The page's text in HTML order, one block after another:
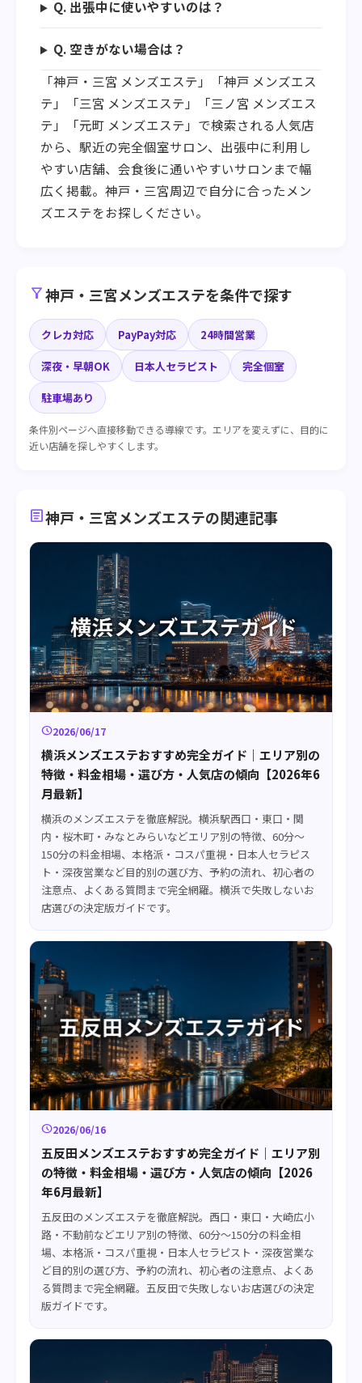
Q. 出張中に使いやすいのは？
Q. 空きがない場合は？
「神戸・三宮 メンズエステ」「神戸 メンズエス
テ」「三宮 メンズエステ」「三ノ宮 メンズエス
テ」「元町 メンズエステ」で検索される人気店
から、駅近の完全個室サロン、出張中に利用し
やすい店舗、会食後に通いやすいサロンまで幅
広く掲載。神戸・三宮周辺で自分に合ったメン
ズエステをお探しください。
filter_alt神戸・三宮メンズエステを条件で探す
クレカ対応 PayPay対応 24時間営業
深夜・早朝OK 日本人セラピスト 完全個室
駐車場あり
条件別ページへ直接移動できる導線です。エリアを変えずに、目的に
近い店舗を探しやすくします。
article神戸・三宮メンズエステの関連記事
schedule2026/06/17
横浜メンズエステおすすめ完全ガイド｜エリア別の
特徴・料金相場・選び方・人気店の傾向【2026年6
月最新】
横浜のメンズエステを徹底解説。横浜駅西口・東口・関
内・桜木町・みなとみらいなどエリア別の特徴、60分〜
150分の料金相場、本格派・コスパ重視・日本人セラピス
ト・深夜営業など目的別の選び方、予約の流れ、初心者の
注意点、よくある質問まで完全網羅。横浜で失敗しないお
店選びの決定版ガイドです。
schedule2026/06/16
五反田メンズエステおすすめ完全ガイド｜エリア別
の特徴・料金相場・選び方・人気店の傾向【2026
年6月最新】
五反田のメンズエステを徹底解説。西口・東口・大崎広小
路・不動前などエリア別の特徴、60分〜150分の料金相
場、本格派・コスパ重視・日本人セラピスト・深夜営業な
ど目的別の選び方、予約の流れ、初心者の注意点、よくあ
る質問まで完全網羅。五反田で失敗しないお店選びの決定
版ガイドです。